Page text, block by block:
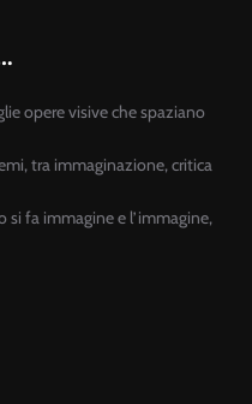
opere visive che spaziano
tra immaginazione, critica
fa immagine e l’immagine,